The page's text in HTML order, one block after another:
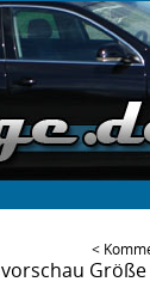
<
vorschau Größe